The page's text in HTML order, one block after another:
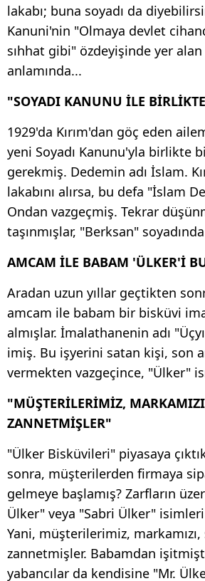
lakabı; buna soyadı da
Kanuni'nin "Olmaya devlet
sıhhat gibi" özdeyişinde yer
anlamında...
"SOYADI KANUNU İLE
1929'da Kırım'dan göç eden
yeni Soyadı Kanunu'yla birlikte
gerekmiş. Dedemin adı İslam.
lakabını alırsa, bu defa "İslam
Ondan vazgeçmiş. Tekrar
taşınmışlar, "Berksan"
AMCAM İLE BABAM 'ÜLKER'İ
Aradan uzun yıllar geçtikten
amcam ile babam bir bisküvi
almışlar. İmalathanenin adı
imiş. Bu işyerini satan kişi, son
vermekten vazgeçince, "Ülker"
"MÜŞTERİLERİMİZ,
ZANNETMİŞLER"
"Ülker Bisküvileri" piyasaya
sonra, müşterilerden firmaya
gelmeye başlamış? Zarfların
Ülker" veya "Sabri Ülker"
Yani, müşterilerimiz, markamızı,
zannetmişler. Babamdan
yabancılar da kendisine "Mr.